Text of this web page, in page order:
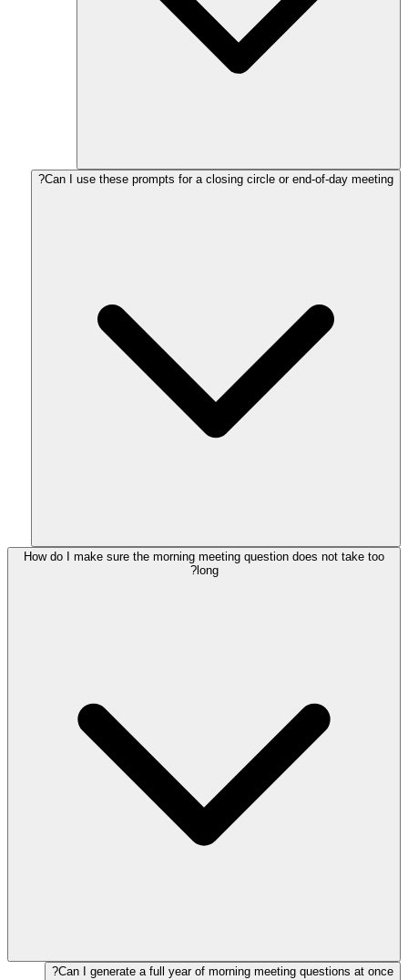
Can I use these prompts for a closing circle or end-of-day meeting?
How do I make sure the morning meeting question does not take too
long?
Can I generate a full year of morning meeting questions at once?